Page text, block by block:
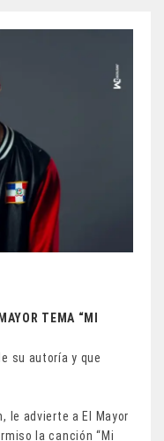
TEMA “MI
su autoría y que
le advierte a El Mayor
la canción “Mi